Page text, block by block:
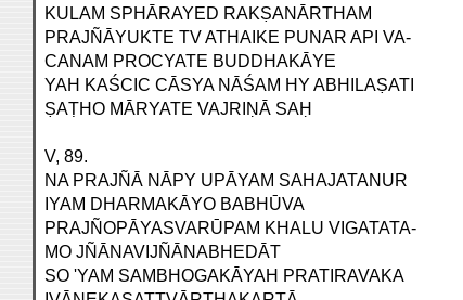
KULAM SPHĀRAYED RAKṢANĀRTHAM
PRAJÑĀYUKTE TV ATHAIKE PUNAR API VA-
CANAM PROCYATE BUDDHAKĀYE
YAH KAŚCIC CĀSYA NĀŚAM HY ABHILAṢATI
ṢAṬHO MĀRYATE VAJRIṆĀ SAḤ
V, 89.
NA PRAJÑĀ NĀPY UPĀYAM SAHAJATANUR
IYAM DHARMAKĀYO BABHŪVA
PRAJÑOPĀYASVARŪPAM KHALU VIGATATA-
MO JÑĀNAVIJÑĀNABHEDĀT
SO 'YAM SAMBHOGAKĀYAH PRATIRAVAKA